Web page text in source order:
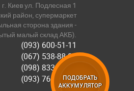
г. Киев ул. Подлесная 1
район, супермаркет
сторона здания -
малый склад АКБ).
(093) 600-51-11
(067) 538-88-81
(098) 833-44-55
(093) 768-11-61ПОДОБРАТЬ
АККУМУЛЯТОР